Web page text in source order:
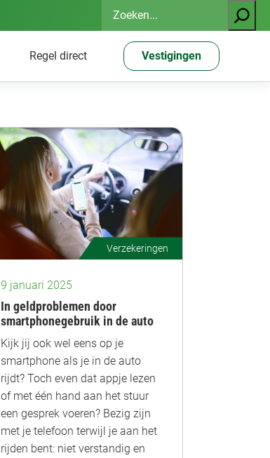
Zoeken
Regel direct Vestigingen
Verzekeringen
9 januari 2025
In geldproblemen door
smartphonegebruik in de auto
Kijk jij ook wel eens op je
smartphone als je in de auto
rijdt? Toch even dat appje lezen
of met één hand aan het stuur
een gesprek voeren? Bezig zijn
met je telefoon terwijl je aan het
rijden bent: niet verstandig en